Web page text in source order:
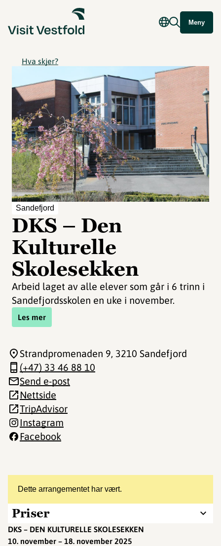
Meny
Hva skjer?
Sandefjord
DKS – Den
Kulturelle
Skolesekken
Arbeid laget av alle elever som går i 6 trinn i
Sandefjordsskolen en uke i november.
Les mer
Dette arrangementet har vært.
Priser
DKS – DEN KULTURELLE SKOLESEKKEN
10. november – 18. november 2025
Strandpromenaden 9, 3210 Sandefjord
(+47) 33 46 88 10
Send e-post
Nettside
TripAdvisor
Instagram
Facebook